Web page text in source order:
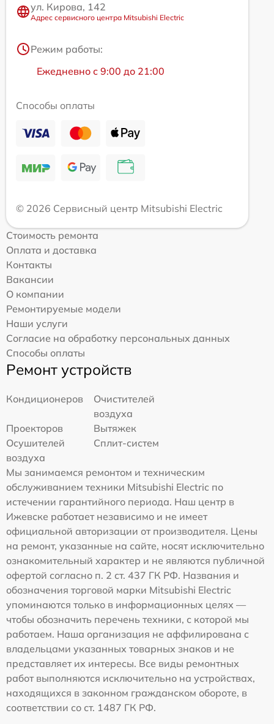
ул. Кирова, 142
Адрес сервисного центра Mitsubishi Electric
Режим работы:
Ежедневно с 9:00 до 21:00
Способы оплаты
© 2026 Сервисный центр Mitsubishi Electric
Стоимость ремонта
Оплата и доставка
Контакты
Вакансии
О компании
Ремонтируемые модели
Наши услуги
Согласие на обработку персональных данных
Способы оплаты
Ремонт устройств
Кондиционеров
Очистителей
воздуха
Проекторов
Вытяжек
Осушителей
воздуха
Сплит-систем
Мы занимаемся ремонтом и техническим
обслуживанием техники Mitsubishi Electric по
истечении гарантийного периода. Наш центр в
Ижевске работает независимо и не имеет
официальной авторизации от производителя. Цены
на ремонт, указанные на сайте, носят исключительно
ознакомительный характер и не являются публичной
офертой согласно п. 2 ст. 437 ГК РФ. Названия и
обозначения торговой марки Mitsubishi Electric
упоминаются только в информационных целях —
чтобы обозначить перечень техники, с которой мы
работаем. Наша организация не аффилирована с
владельцами указанных товарных знаков и не
представляет их интересы. Все виды ремонтных
работ выполняются исключительно на устройствах,
находящихся в законном гражданском обороте, в
соответствии со ст. 1487 ГК РФ.